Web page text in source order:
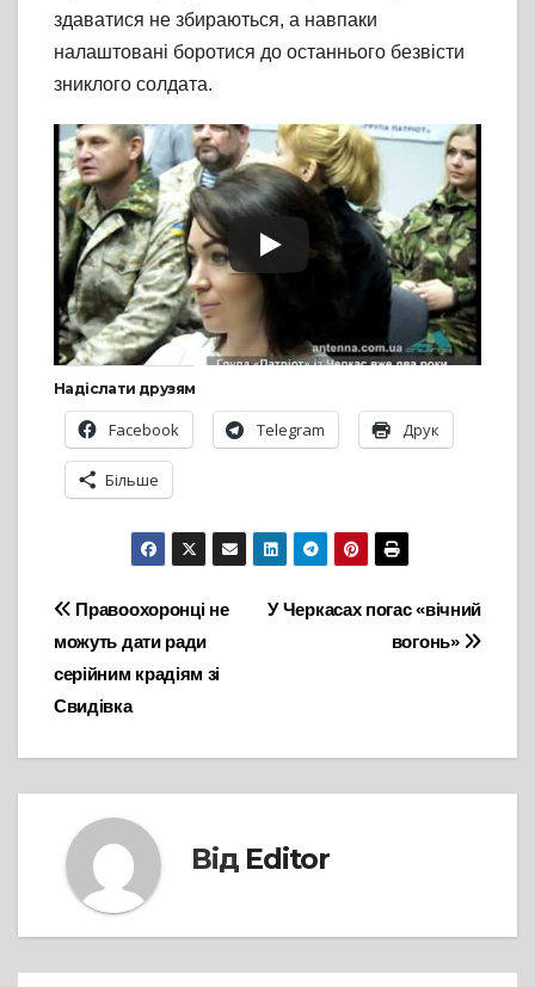
здаватися не збираються, а навпаки
налаштовані боротися до останнього безвісти
зниклого солдата.
Надіслати друзям
Facebook Telegram Друк
Більше
Навігація
записів
У Черкасах погас «вічний
вогонь»
Правоохоронці не
можуть дати ради
серійним крадіям зі
Свидівка
Від Editor